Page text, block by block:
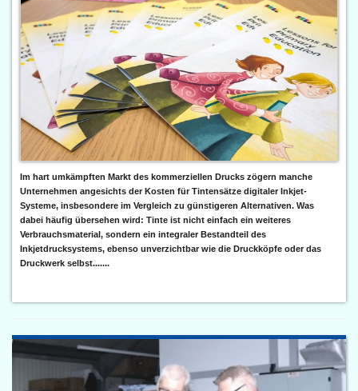
Im hart umkämpften Markt des kommerziellen Drucks zögern manche
Unternehmen angesichts der Kosten für Tintensätze digitaler Inkjet-
Systeme, insbesondere im Vergleich zu günstigeren Alternativen. Was
dabei häufig übersehen wird: Tinte ist nicht einfach ein weiteres
Verbrauchsmaterial, sondern ein integraler Bestandteil des
Inkjetdrucksystems, ebenso unverzichtbar wie die Druckköpfe oder das
Druckwerk selbst.......